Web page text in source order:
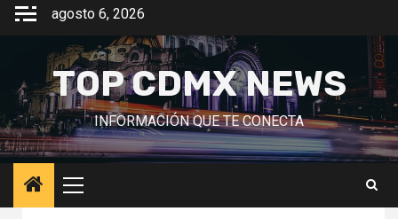
Saltar
contenido
agosto 6, 2026
TOP CDMX NEWS
INFORMACIÓN QUE TE CONECTA
Menú
principal